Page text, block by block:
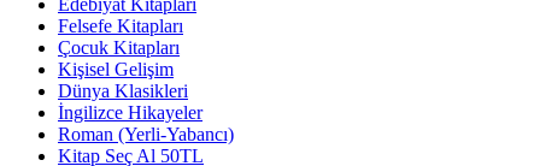
Felsefe Kitapları
Çocuk Kitapları
Kişisel Gelişim
Dünya Klasikleri
İngilizce Hikayeler
Roman (Yerli-Yabancı)
Kitap Seç Al 50TL